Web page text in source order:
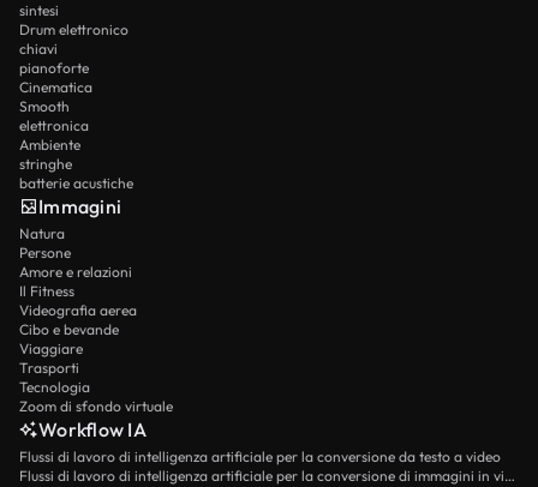
sintesi
Drum elettronico
chiavi
pianoforte
Cinematica
Smooth
elettronica
Ambiente
stringhe
batterie acustiche
Immagini
Natura
Persone
Amore e relazioni
Il Fitness
Videografia aerea
Cibo e bevande
Viaggiare
Trasporti
Tecnologia
Zoom di sfondo virtuale
Workflow IA
Flussi di lavoro di intelligenza artificiale per la conversione da testo a video
Flussi di lavoro di intelligenza artificiale per la conversione di immagini in video